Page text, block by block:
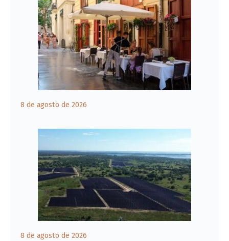
8 de agosto de 2026
8 de agosto de 2026